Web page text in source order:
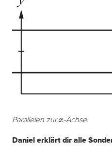
Parallelen zur -Achse.
Daniel erklärt dir alle